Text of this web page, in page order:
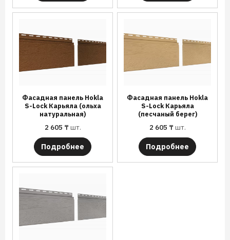
Фасадная панель Hokla
S-Lock Карьяла (ольха
натуральная)
2 605 ₸шт.
Подробнее
Фасадная панель Hokla
S-Lock Карьяла
(песчаный берег)
2 605 ₸шт.
Подробнее